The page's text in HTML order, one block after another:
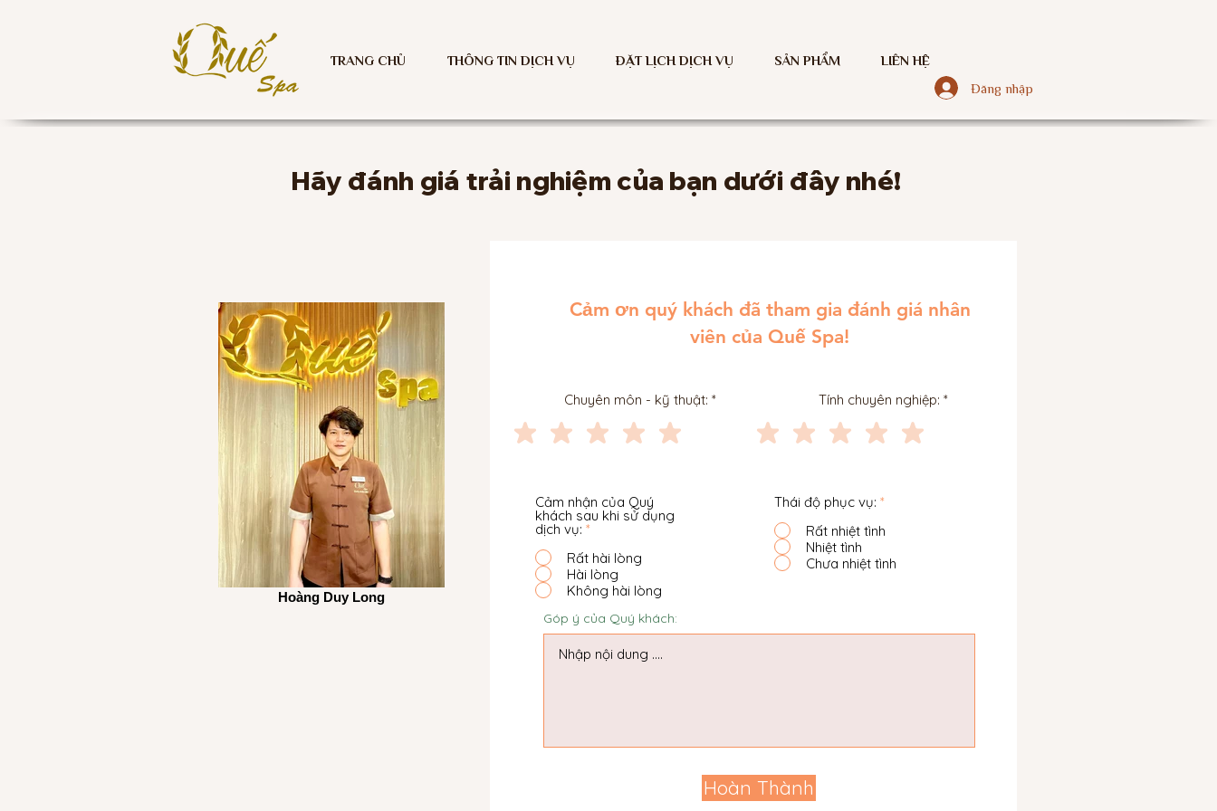
Đăng nhập
TRANG CHỦ THÔNG TIN DỊCH VỤ ĐẶT LỊCH DỊCH VỤ SẢN PHẨM LIÊN HỆ
Hãy đánh giá trải nghiệm của bạn dưới đây nhé!
Hoàng Duy Long
Cảm ơn quý khách đã tham gia đánh giá nhân
viên của Quế Spa!
Chuyên môn - kỹ thuật: Tính chuyên nghiệp:
Cảm nhận của Quý
khách sau khi sử dụng
dịch vụ: *
Rất hài lòng
Hài lòng
Không hài lòng
Thái độ phục vụ: *
Rất nhiệt tình
Nhiệt tình
Chưa nhiệt tình
Góp ý của Quý khách:
Hoàn Thành